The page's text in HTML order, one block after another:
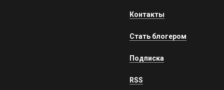
Контакты
Стать блогером
Подписка
RSS